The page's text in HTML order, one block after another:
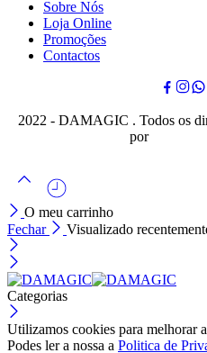
Sobre Nós
Loja Online
Promoções
Contactos
2022 - DAMAGIC . Todos os
por
O meu carrinho
Fechar
Visualizado
Categorias
Utilizamos cookies para melhorar
Podes ler a nossa a Politica de